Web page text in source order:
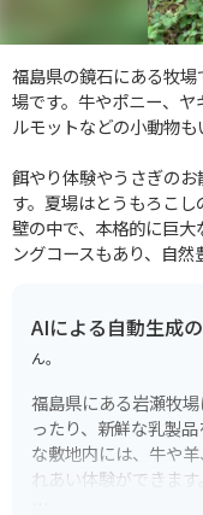
福島県の鏡石にある牧
場です。牛やポニー、
ルモットなどの小動物も
餌やり体験やうさぎの
す。夏場はとうもろこ
壁の中で、本格的に巨大
ングコースもあり、自然
AIによる自動生成
ん。
福島県にある岩瀬牧
ったり、新鮮な乳製
な敷地内には、牛や
れあい体験ができます。